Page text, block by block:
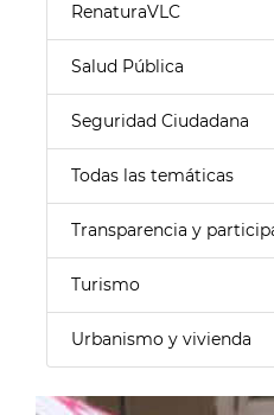
RenaturaVLC
Salud Pública
Seguridad Ciudadana
Todas las temáticas
Transparencia y
Turismo
Urbanismo y vivienda